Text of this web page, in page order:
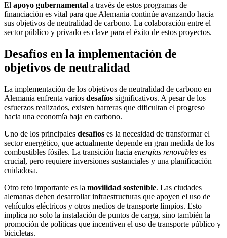
El apoyo gubernamental a través de estos programas de
financiación es vital para que Alemania continúe avanzando hacia
sus objetivos de neutralidad de carbono. La colaboración entre el
sector público y privado es clave para el éxito de estos proyectos.
Desafíos en la implementación de
objetivos de neutralidad
La implementación de los objetivos de neutralidad de carbono en
Alemania enfrenta varios desafíos significativos. A pesar de los
esfuerzos realizados, existen barreras que dificultan el progreso
hacia una economía baja en carbono.
Uno de los principales desafíos es la necesidad de transformar el
sector energético, que actualmente depende en gran medida de los
combustibles fósiles. La transición hacia energías renovables es
crucial, pero requiere inversiones sustanciales y una planificación
cuidadosa.
Otro reto importante es la movilidad sostenible. Las ciudades
alemanas deben desarrollar infraestructuras que apoyen el uso de
vehículos eléctricos y otros medios de transporte limpios. Esto
implica no solo la instalación de puntos de carga, sino también la
promoción de políticas que incentiven el uso de transporte público y
bicicletas.